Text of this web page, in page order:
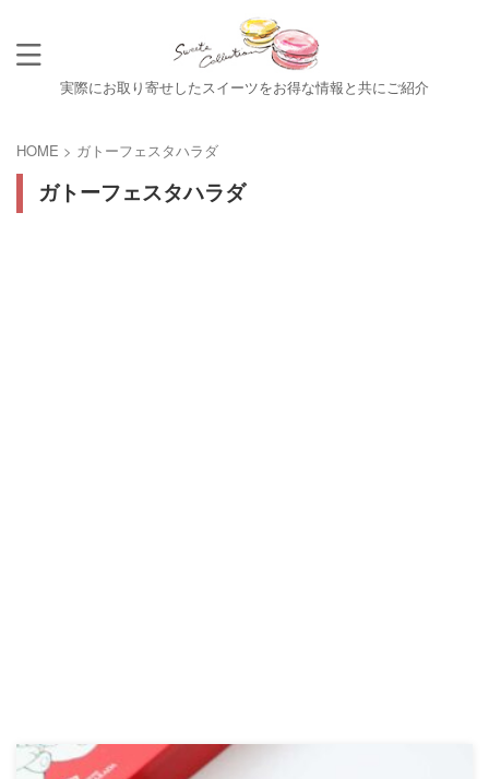
実際にお取り寄せしたスイーツをお得な情報と共にご紹介
HOME > ガトーフェスタハラダ
ガトーフェスタハラダ